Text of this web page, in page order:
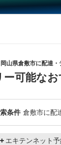
岡山県倉敷市に配達
可能な
条件 倉敷市に配
エキテンネット予